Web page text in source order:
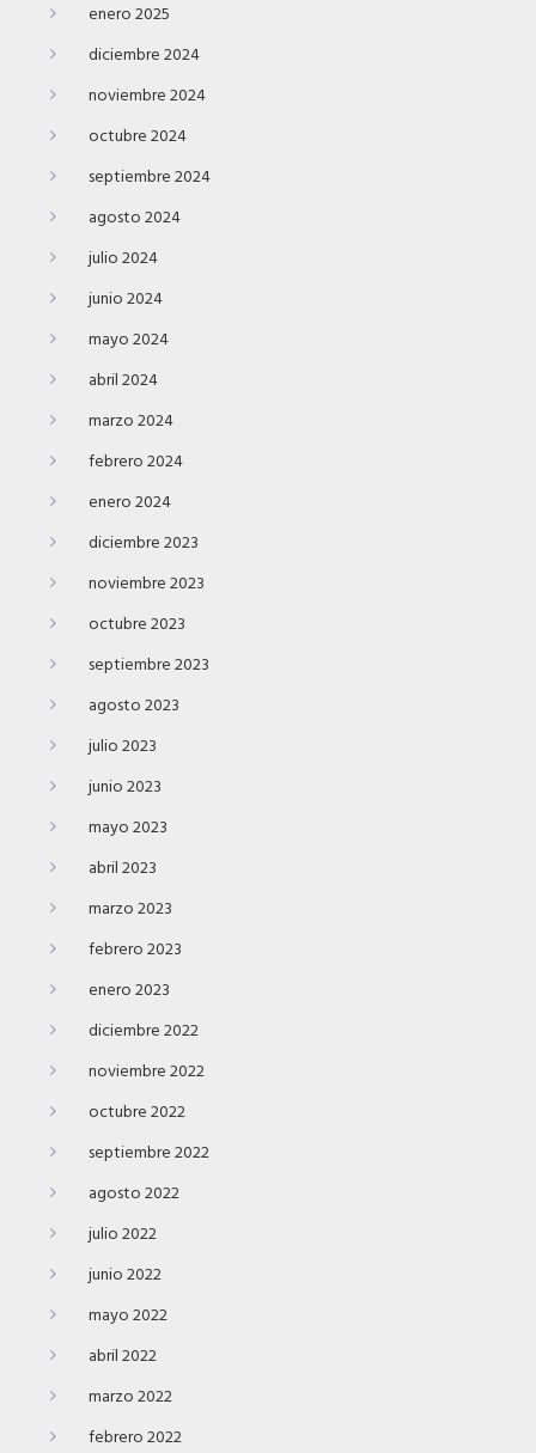
enero 2025
diciembre 2024
noviembre 2024
octubre 2024
septiembre 2024
agosto 2024
julio 2024
junio 2024
mayo 2024
abril 2024
marzo 2024
febrero 2024
enero 2024
diciembre 2023
noviembre 2023
octubre 2023
septiembre 2023
agosto 2023
julio 2023
junio 2023
mayo 2023
abril 2023
marzo 2023
febrero 2023
enero 2023
diciembre 2022
noviembre 2022
octubre 2022
septiembre 2022
agosto 2022
julio 2022
junio 2022
mayo 2022
abril 2022
marzo 2022
febrero 2022